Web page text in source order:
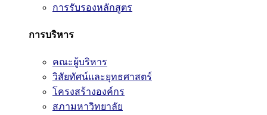
การรับรองหลักสูตร
การบริหาร
คณะผู้บริหาร
วิสัยทัศน์และยุทธศาสตร์
โครงสร้างองค์กร
สภามหาวิทยาลัย